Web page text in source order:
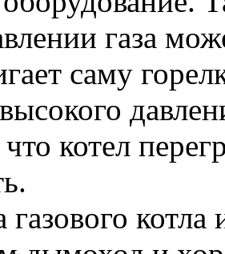
газа
саму
котел
газового